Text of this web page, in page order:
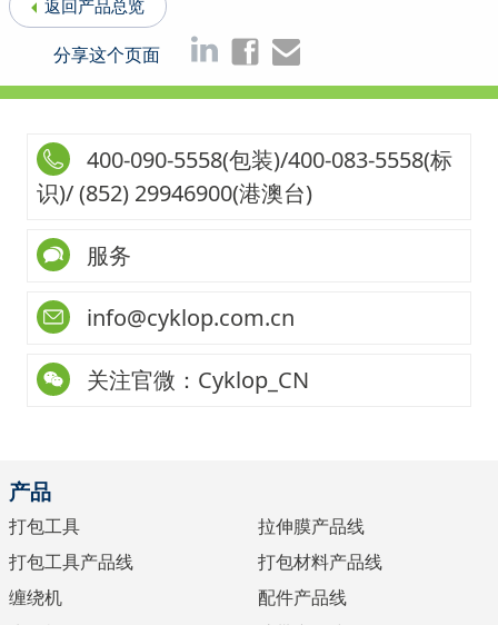
返回产品总览
分享这个页面
400-090-5558(包装)/400-083-5558(标
识)/ (852) 29946900(港澳台)
服务
info@cyklop.com.cn
关注官微：Cyklop_CN
产品
打包工具
打包工具产品线
缠绕机
拉伸膜产品线
打包材料产品线
配件产品线